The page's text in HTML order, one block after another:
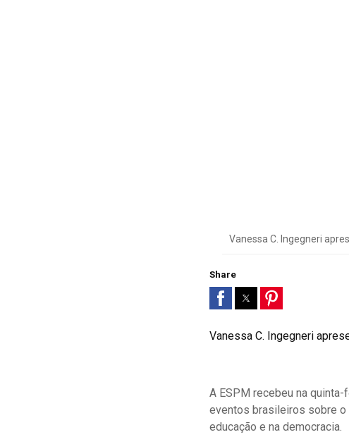
Vanessa C. Ingegneri
Share
Vanessa C. Ingegneri
A ESPM recebeu na
eventos brasileiros sobre o
educação e na democracia.